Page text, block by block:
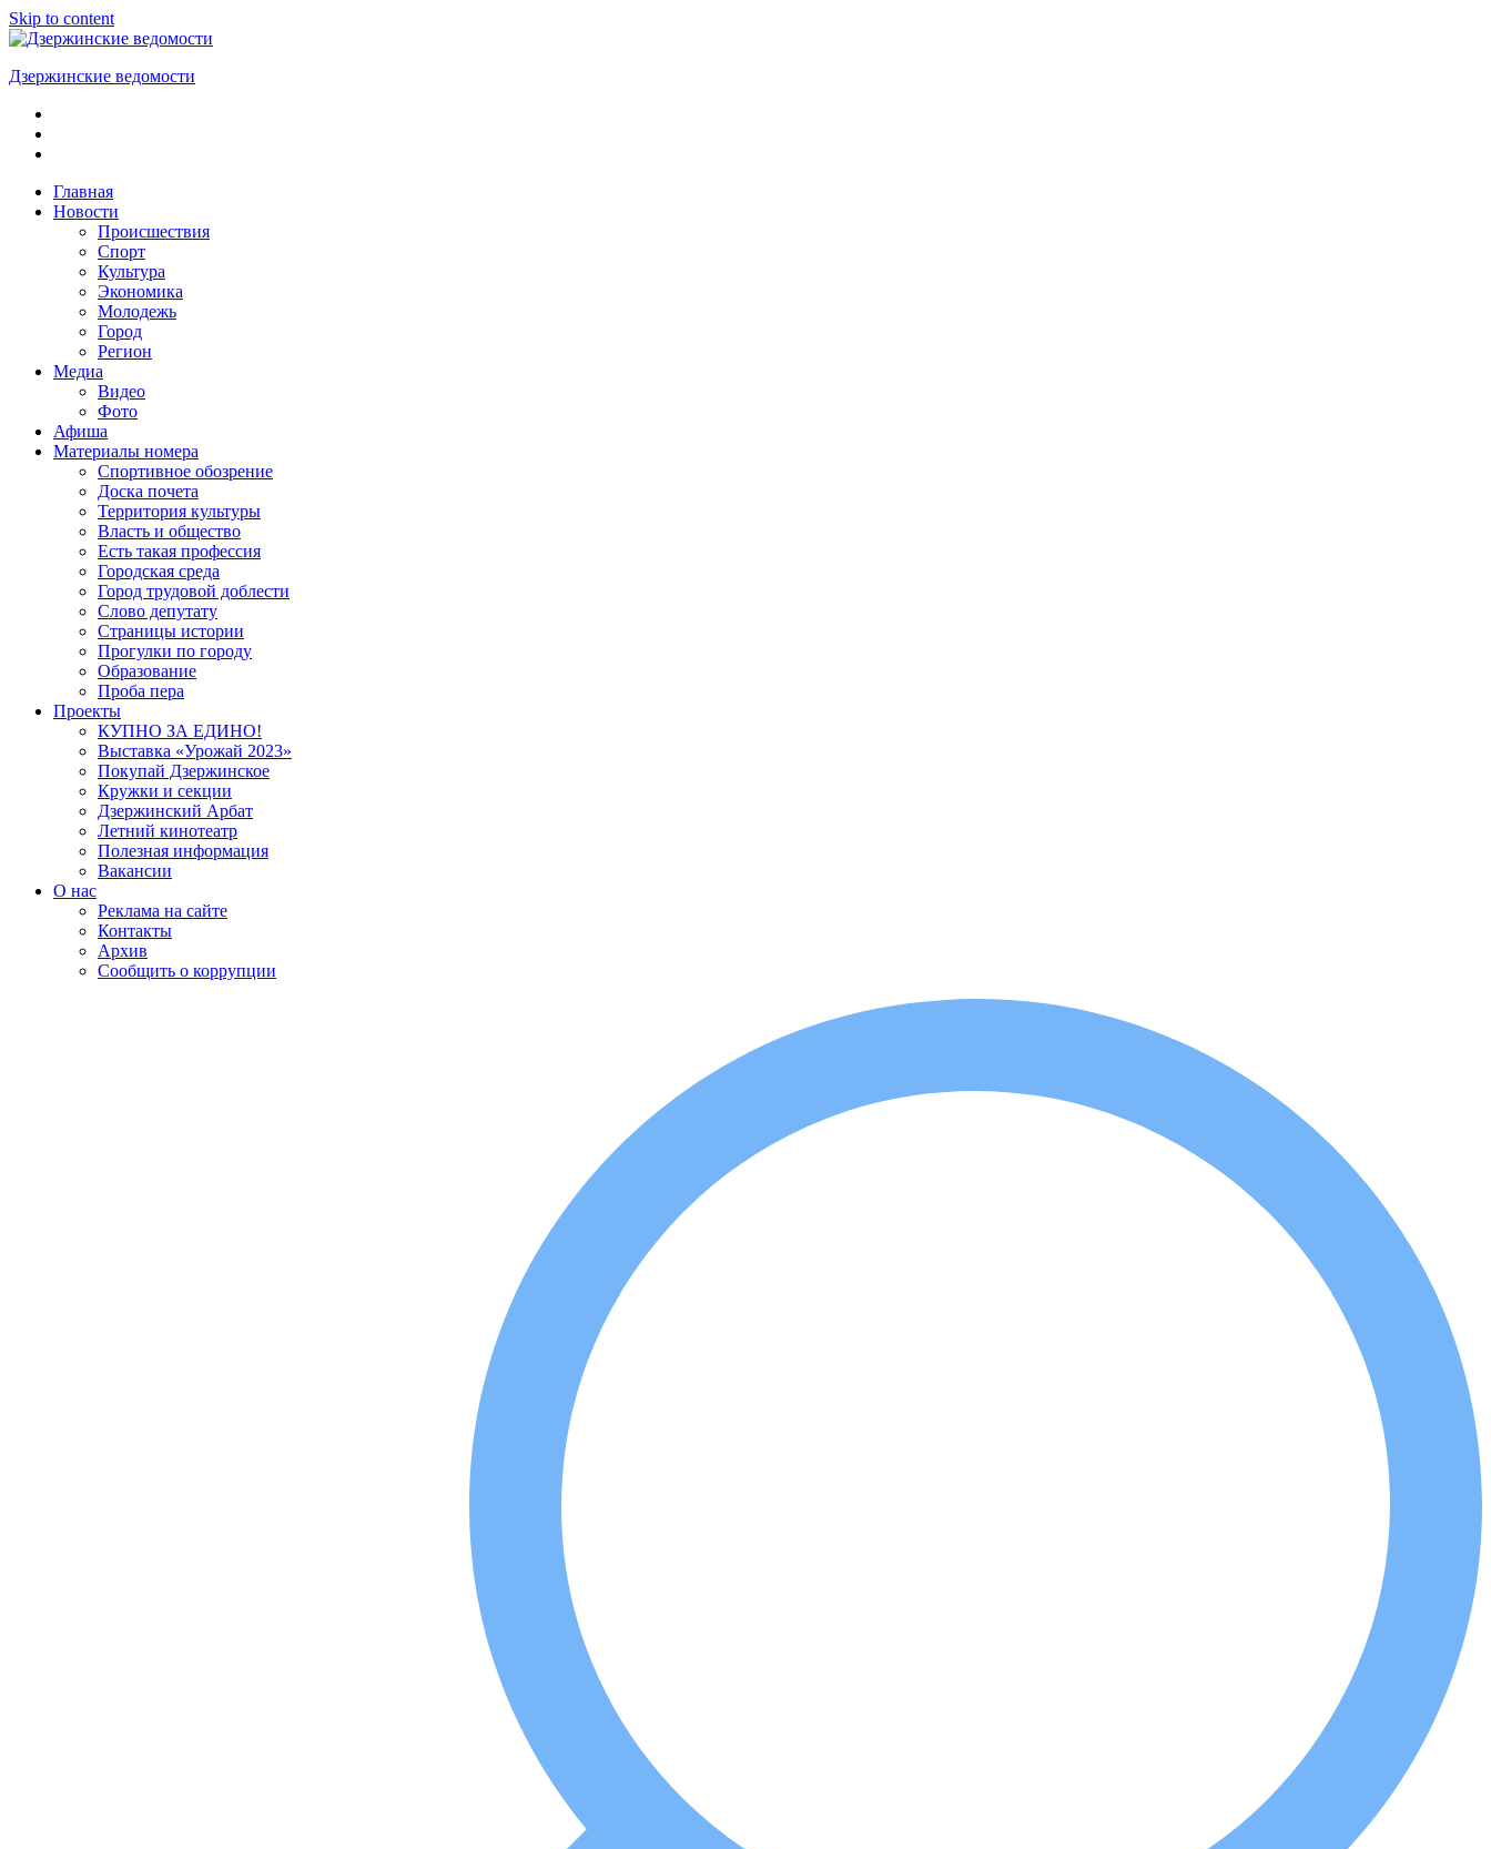
Skip to content
Дзержинские ведомости
ОБЩЕСТВЕННО-
ПОЛИТИЧЕСКАЯ
ГАЗЕТАГлавная
Новости
Происшествия
Спорт
Культура
Экономика
Молодежь
Город
Регион
Медиа
Видео
Фото
Афиша
Материалы номера
Спортивное обозрение
Доска почета
Территория культуры
Власть и общество
Есть такая профессия
Городская среда
Город трудовой доблести
Слово депутату
Страницы истории
Прогулки по городу
Образование
Проба пера
Проекты
КУПНО ЗА ЕДИНО!
Выставка «Урожай 2023»
Покупай Дзержинское
Кружки и секции
Дзержинский Арбат
Летний кинотеатр
Полезная информация
Вакансии
О нас
Реклама на сайте
Контакты
Архив
Сообщить о коррупции